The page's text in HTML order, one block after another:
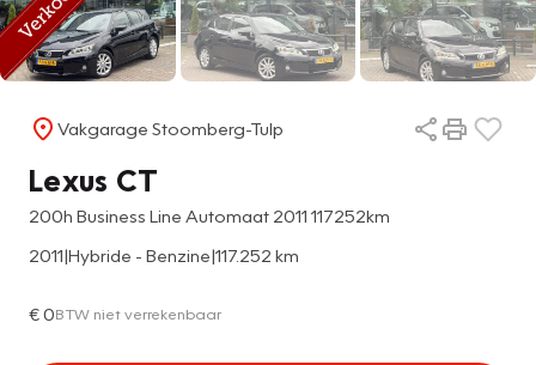
Vakgarage Stoomberg-Tulp
Lexus CT
200h Business Line Automaat 2011 117252km
2011|Hybride - Benzine|117.252 km
€ 0BTW niet verrekenbaar